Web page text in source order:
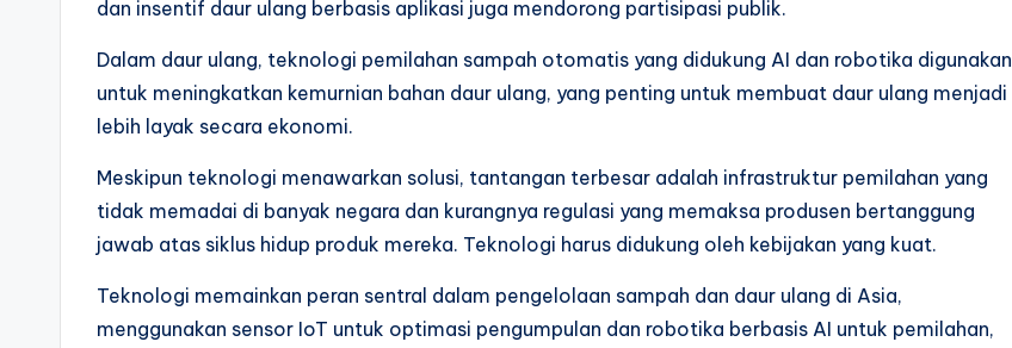
dan insentif daur ulang berbasis aplikasi juga mendorong partisipasi publik.
Dalam daur ulang, teknologi pemilahan sampah otomatis yang didukung AI dan robotika digunakan
untuk meningkatkan kemurnian bahan daur ulang, yang penting untuk membuat daur ulang menjadi
lebih layak secara ekonomi.
Meskipun teknologi menawarkan solusi, tantangan terbesar adalah infrastruktur pemilahan yang
tidak memadai di banyak negara dan kurangnya regulasi yang memaksa produsen bertanggung
jawab atas siklus hidup produk mereka. Teknologi harus didukung oleh kebijakan yang kuat.
Teknologi memainkan peran sentral dalam pengelolaan sampah dan daur ulang di Asia,
menggunakan sensor IoT untuk optimasi pengumpulan dan robotika berbasis AI untuk pemilahan,